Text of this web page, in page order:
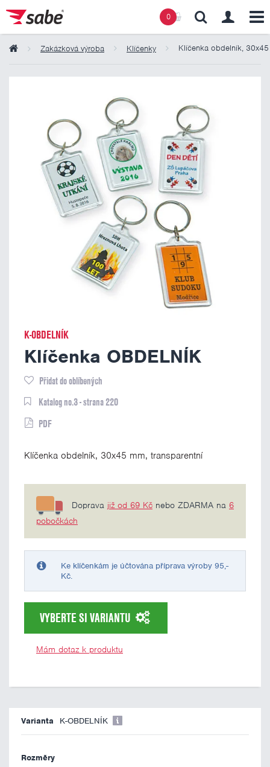
0
Zakázková výroba Klíčenky Klíčenka obdelník,
K-OBDELNÍK
Klíčenka OBDELNÍK
Přidat do oblíbených
Katalog no.3 - strana 220
PDF
Klíčenka obdelník, 30x45 mm, transparentní
Doprava již od 69 Kč nebo ZDARMA na 6
pobočkách
Ke klíčenkám je účtována příprava výroby 95,-
Kč.
VYBERTE SI VARIANTU
Mám dotaz k produktu
K-OBDELNÍK
Obsah košíku
Košík zeje prázdnotou